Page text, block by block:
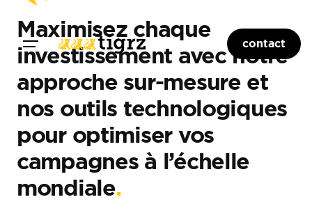
contact
Maximisez chaque
investissement avec notre
approche sur-mesure et
nos outils technologiques
pour optimiser vos
campagnes à l’échelle
mondiale.